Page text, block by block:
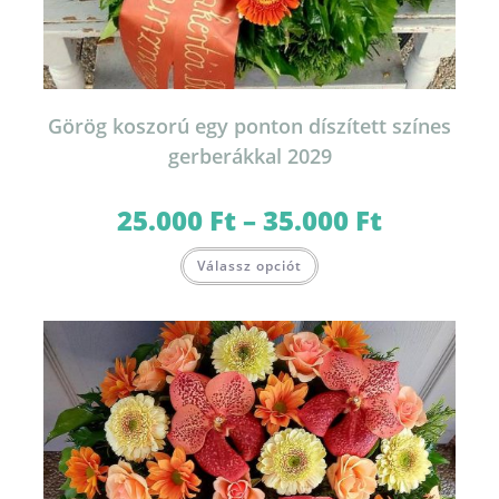
Görög koszorú egy ponton díszített színes
gerberákkal 2029
25.000 Ft–35.000 Ft25.000 Ft
Válassz opciót a
van.
A
változatok
a
termékoldalon
választhatók
ki